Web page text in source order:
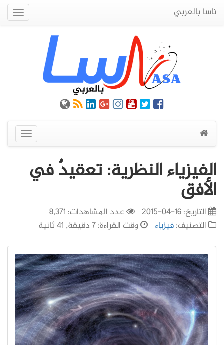
ناسا بالعربي
عرض
القائمة
الفيزياء النظرية: تعقيدٌ في
الأفق
التاريخ:16-04-2015
عدد المشاهدات: 8,371
التصنيف:فيزياء وقت القراءة: 7 دقيقة, 41 ثانية